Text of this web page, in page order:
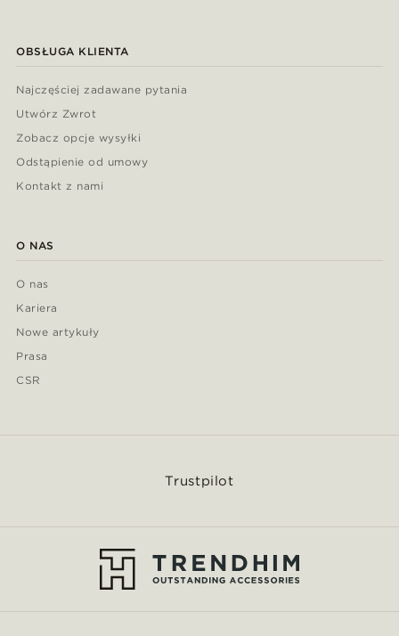
OBSŁUGA KLIENTA
Najczęściej zadawane pytania
Utwórz Zwrot
Zobacz opcje wysyłki
Odstąpienie od umowy
Kontakt z nami
O NAS
O nas
Kariera
Nowe artykuły
Prasa
CSR
Trustpilot